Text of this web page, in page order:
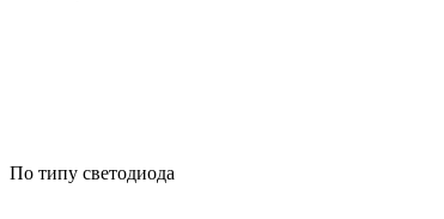
По типу светодиода